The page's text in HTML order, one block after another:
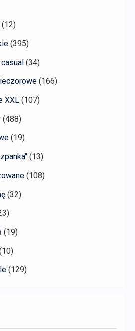
(12)
(395)
(34)
(166)
XXL (107)
(488)
(19)
(13)
(108)
(32)
(19)
(10)
(129)